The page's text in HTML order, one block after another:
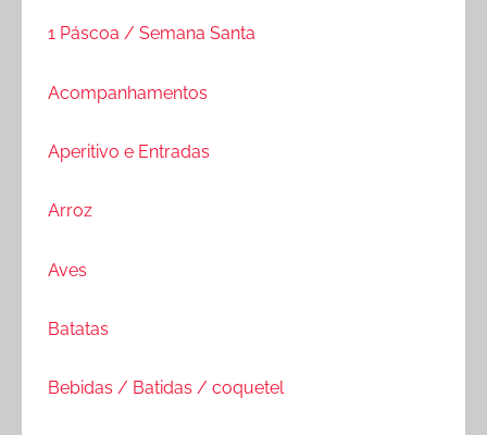
1 Páscoa / Semana Santa
Acompanhamentos
Aperitivo e Entradas
Arroz
Aves
Batatas
Bebidas / Batidas / coquetel